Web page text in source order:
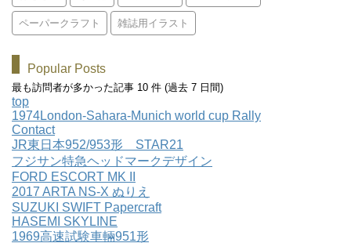
ペーパークラフト 雑誌用イラスト
Popular Posts
最も訪問者が多かった記事 10 件 (過去 7 日間)
top
1974London-Sahara-Munich world cup Rally
Contact
JR東日本952/953形 STAR21
フジサン特急ヘッドマークデザイン
FORD ESCORT MK II
2017 ARTA NS-X ぬりえ
SUZUKI SWIFT Papercraft
HASEMI SKYLINE
1969高速試験車輛951形